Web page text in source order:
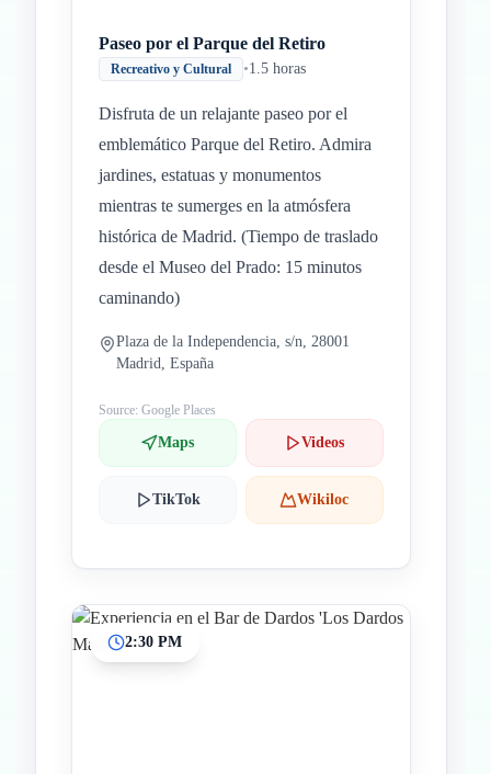
Paseo por el Parque del Retiro
Recreativo y Cultural •1.5 horas
Disfruta de un relajante paseo por el
emblemático Parque del Retiro. Admira
jardines, estatuas y monumentos
mientras te sumerges en la atmósfera
histórica de Madrid. (Tiempo de traslado
desde el Museo del Prado: 15 minutos
caminando)
Plaza de la Independencia, s/n, 28001
Madrid, España
Source: Google Places
Maps Videos
TikTok Wikiloc
2:30 PM